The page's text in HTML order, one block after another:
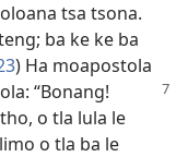
tsa tsona.
ba ke ke ba
) Ha moapostola
“Bonang!
o tla lula le
o tla ba le